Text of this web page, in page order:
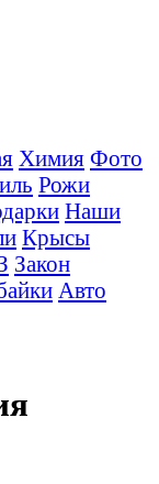
Химия Фото
Рожи
Наши
Крысы
Закон
Авто